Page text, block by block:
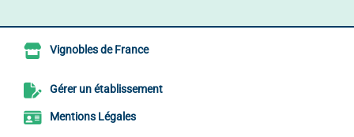
Vignobles de France
Gérer un établissement
Mentions Légales